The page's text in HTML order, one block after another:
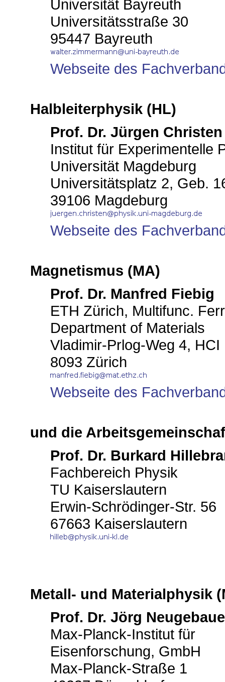
Universität Bayreuth
Universitätsstraße 30
95447 Bayreuth
Webseite des
Halbleiterphysik (HL)
Prof. Dr. Jürgen Christen
Institut für Experimentelle
Universität Magdeburg
Universitätsplatz 2, Geb.
39106 Magdeburg
Webseite des
Magnetismus (MA)
Prof. Dr. Manfred Fiebig
ETH Zürich, Multifunc.
Department of Materials
Vladimir-Prlog-Weg 4, HCI
8093 Zürich
Webseite des
und die
Prof. Dr. Burkard
Fachbereich Physik
TU Kaiserslautern
Erwin-Schrödinger-Str. 56
67663 Kaiserslautern
Metall- und Materialphysik
Prof. Dr. Jörg
Max-Planck-Institut für
Eisenforschung, GmbH
Max-Planck-Straße 1